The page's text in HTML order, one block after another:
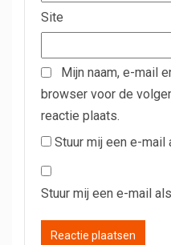
Site
Mijn naam, e-mail
browser voor de
reactie plaats.
Stuur mij een e-
Stuur mij een e-mail